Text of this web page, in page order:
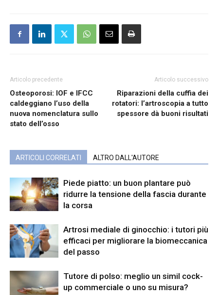
Articolo precedente
Osteoporosi: IOF e IFCC
caldeggiano l’uso della
nuova nomenclatura sullo
stato dell’osso
Articolo successivo
Riparazioni della cuffia dei
rotatori: l’artroscopia a tutto
spessore dà buoni risultati
ARTICOLI CORRELATI ALTRO DALL'AUTORE
Piede piatto: un buon plantare può
ridurre la tensione della fascia durante
la corsa
Artrosi mediale di ginocchio: i tutori più
efficaci per migliorare la biomeccanica
del passo
Tutore di polso: meglio un simil cock-
up commerciale o uno su misura?